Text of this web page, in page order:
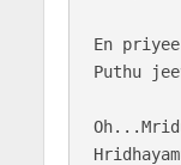
En
Puthu